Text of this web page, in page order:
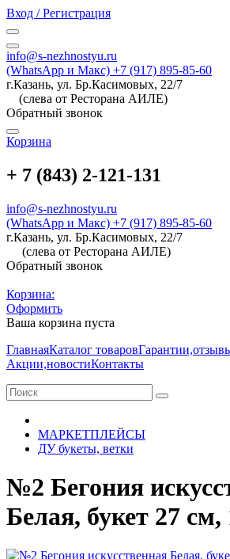
Вход / Регистрация
info@s-nezhnostyu.ru
(WhatsApp и Макс) +7 (917) 895-85-60
г.Казань, ул. Бр.Касимовых, 22/7
(слева от Ресторана АИЛЕ)
Обратный звонок
Корзина
+ 7 (843) 2-121-131
info@s-nezhnostyu.ru
(WhatsApp и Макс) +7 (917) 895-85-60
г.Казань, ул. Бр.Касимовых, 22/7
(слева от Ресторана АИЛЕ)
Обратный звонок
Корзина:
Оформить
Ваша корзина пуста
ГлавнаяКаталог товаров
Акции,новостиКонтакты
МАРКЕТПЛЕЙСЫ
ДУ букеты, ветки
№2 Бегония
Белая, букет 27 см,